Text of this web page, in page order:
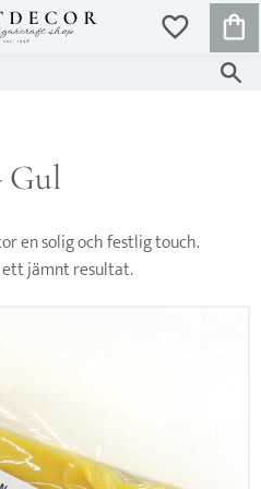
FAVORITER
Gul
en solig och festlig touch.
ett jämnt resultat.